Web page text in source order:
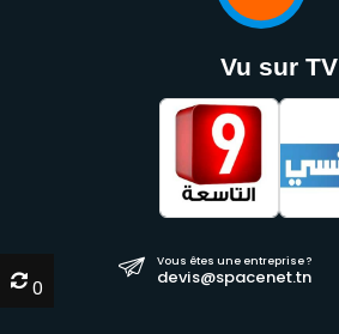
Vu sur TV
Vous êtes une entreprise ?
devis@spacenet.tn
0
0